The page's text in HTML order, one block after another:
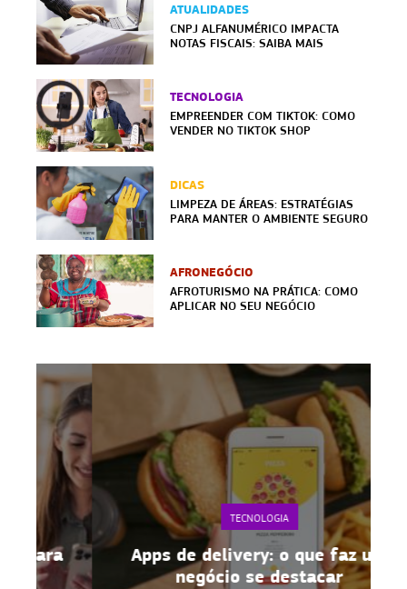
ATUALIDADES
CNPJ ALFANUMÉRICO IMPACTA
NOTAS FISCAIS: SAIBA MAIS
TECNOLOGIA
EMPREENDER COM TIKTOK: COMO
VENDER NO TIKTOK SHOP
DICAS
LIMPEZA DE ÁREAS: ESTRATÉGIAS
PARA MANTER O AMBIENTE SEGURO
AFRONEGÓCIO
AFROTURISMO NA PRÁTICA: COMO
APLICAR NO SEU NEGÓCIO
TECNOLOGIA
Apps de delivery: o que faz um
negócio se destacar